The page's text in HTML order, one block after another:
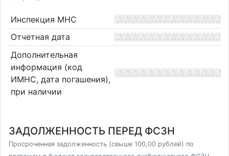
Инспекция МНС
Отчетная дата
Дополнительная
информация (код
ИМНС, дата погашения),
при наличии
ЗАДОЛЖЕННОСТЬ ПЕРЕД ФСЗН
Просроченная задолженность (свыше 100,00 рублей) по